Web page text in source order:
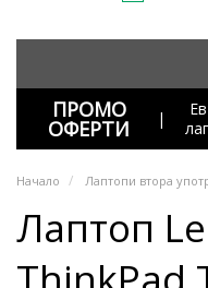
ПРОМО
ОФЕРТИ |
Начало Лаптопи втора
Лаптоп